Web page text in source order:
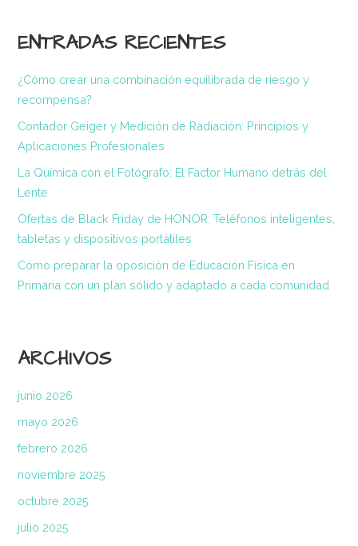
ENTRADAS RECIENTES
¿Cómo crear una combinación equilibrada de riesgo y
recompensa?
Contador Geiger y Medición de Radiación: Principios y
Aplicaciones Profesionales
La Química con el Fotógrafo: El Factor Humano detrás del
Lente
Ofertas de Black Friday de HONOR: Teléfonos inteligentes,
tabletas y dispositivos portátiles
Cómo preparar la oposición de Educación Física en
Primaria con un plan sólido y adaptado a cada comunidad
ARCHIVOS
junio 2026
mayo 2026
febrero 2026
noviembre 2025
octubre 2025
julio 2025